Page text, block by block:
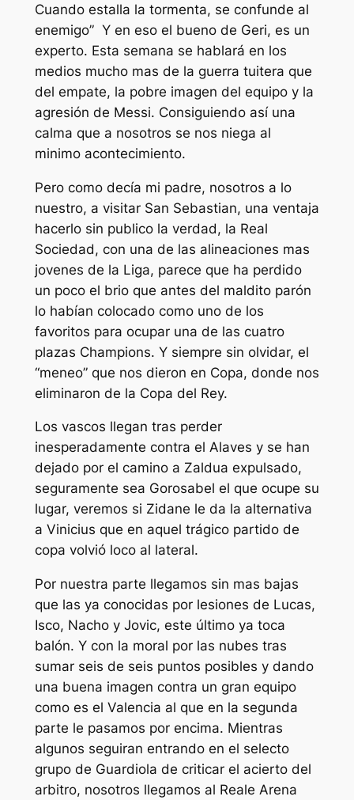
Cuando estalla la tormenta, se confunde al
enemigo” Y en eso el bueno de Geri, es un
experto. Esta semana se hablará en los
medios mucho mas de la guerra tuitera que
del empate, la pobre imagen del equipo y la
agresión de Messi. Consiguiendo así una
calma que a nosotros se nos niega al
minimo acontecimiento.
Pero como decía mi padre, nosotros a lo
nuestro, a visitar San Sebastian, una ventaja
hacerlo sin publico la verdad, la Real
Sociedad, con una de las alineaciones mas
jovenes de la Liga, parece que ha perdido
un poco el brio que antes del maldito parón
lo habían colocado como uno de los
favoritos para ocupar una de las cuatro
plazas Champions. Y siempre sin olvidar, el
“meneo” que nos dieron en Copa, donde nos
eliminaron de la Copa del Rey.
Los vascos llegan tras perder
inesperadamente contra el Alaves y se han
dejado por el camino a Zaldua expulsado,
seguramente sea Gorosabel el que ocupe su
lugar, veremos si Zidane le da la alternativa
a Vinicius que en aquel trágico partido de
copa volvió loco al lateral.
Por nuestra parte llegamos sin mas bajas
que las ya conocidas por lesiones de Lucas,
Isco, Nacho y Jovic, este último ya toca
balón. Y con la moral por las nubes tras
sumar seis de seis puntos posibles y dando
una buena imagen contra un gran equipo
como es el Valencia al que en la segunda
parte le pasamos por encima. Mientras
algunos seguiran entrando en el selecto
grupo de Guardiola de criticar el acierto del
arbitro, nosotros llegamos al Reale Arena